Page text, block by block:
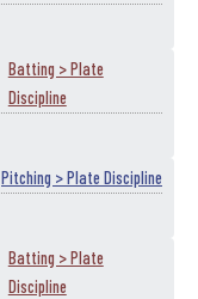
Batting > Plate
Discipline
Pitching > Plate Discipline
Batting > Plate
Discipline